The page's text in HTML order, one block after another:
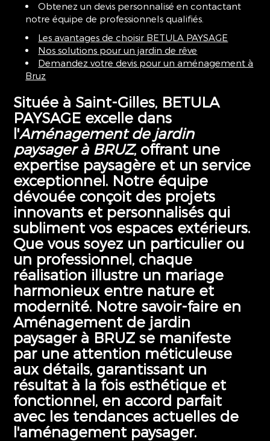
Obtenez un devis personnalisé en contactant
notre équipe de professionnels qualifiés.
Les avantages de choisir BETULA PAYSAGE
Nos solutions pour un jardin de rêve
Demandez votre devis pour un aménagement à
Bruz
Située à Saint-Gilles, BETULA
PAYSAGE excelle dans
l'Aménagement de jardin
paysager à BRUZ, offrant une
expertise paysagère et un service
exceptionnel. Notre équipe
dévouée conçoit des projets
innovants et personnalisés qui
subliment vos espaces extérieurs.
Que vous soyez un particulier ou
un professionnel, chaque
réalisation illustre un mariage
harmonieux entre nature et
modernité. Notre savoir-faire en
Aménagement de jardin
paysager à BRUZ se manifeste
par une attention méticuleuse
aux détails, garantissant un
résultat à la fois esthétique et
fonctionnel, en accord parfait
avec les tendances actuelles de
l'aménagement paysager.